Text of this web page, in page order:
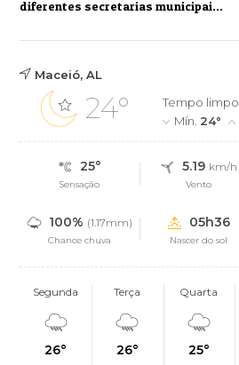
diferentes secretarias municipai...
Maceió, AL
24°
Tempo limpo
Mín. 24°
25°
Sensação
5.19 km/h
Vento
100% (1.17mm)
Chance chuva
05h36
Nascer do sol
Segunda
26°
Terça
26°
Quarta
25°